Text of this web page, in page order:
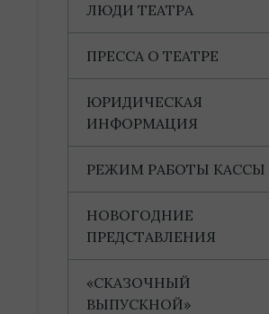
ЛЮДИ ТЕАТРА
ПРЕССА О ТЕАТРЕ
ЮРИДИЧЕСКАЯ
ИНФОРМАЦИЯ
РЕЖИМ РАБОТЫ КАССЫ
НОВОГОДНИЕ
ПРЕДСТАВЛЕНИЯ
«СКАЗОЧНЫЙ
ВЫПУСКНОЙ»